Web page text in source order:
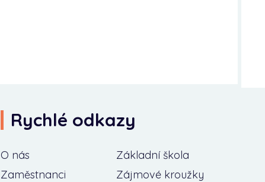
Rychlé odkazy
O nás
Základní škola
Zaměstnanci
Zájmové kroužky